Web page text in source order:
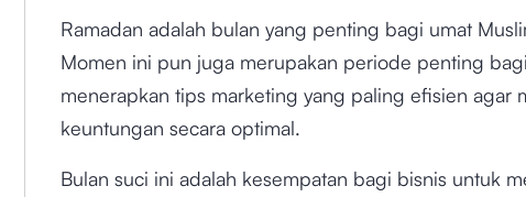
Ramadan adalah bulan yang penting bagi umat
Momen ini pun juga merupakan periode penting
menerapkan tips marketing yang paling efisien agar
keuntungan secara optimal.
Bulan suci ini adalah kesempatan bagi bisnis untuk